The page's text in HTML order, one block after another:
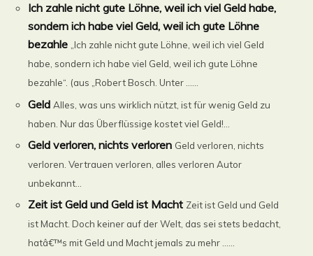
Ich zahle nicht gute Löhne, weil ich viel Geld habe,
sondern ich habe viel Geld, weil ich gute Löhne
bezahle „Ich zahle nicht gute Löhne, weil ich viel Geld
habe, sondern ich habe viel Geld, weil ich gute Löhne
bezahle“. (aus „Robert Bosch. Unter ......
Geld Alles, was uns wirklich nützt, ist für wenig Geld zu
haben. Nur das Überflüssige kostet viel Geld!...
Geld verloren, nichts verloren Geld verloren, nichts
verloren. Vertrauen verloren, alles verloren Autor
unbekannt...
Zeit ist Geld und Geld ist Macht Zeit ist Geld und Geld
ist Macht. Doch keiner auf der Welt, das sei stets bedacht,
hatâ€™s mit Geld und Macht jemals zu mehr ......